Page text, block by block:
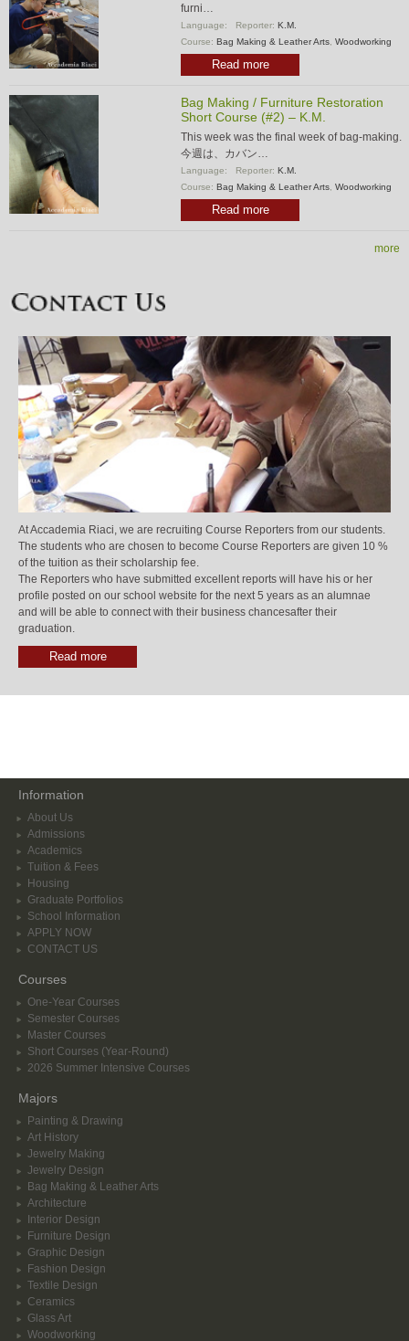
furni…
Language: Reporter: K.M.
Course: Bag Making & Leather Arts Woodworking
Read more
Bag Making / Furniture Restoration
Short Course (#2) – K.M.
This week was the final week of bag-making.
今週は、カバン…
Language: Reporter: K.M.
Course: Bag Making & Leather Arts Woodworking
Read more
more
At Accademia Riaci, we are recruiting Course Reporters from our students.
The students who are chosen to become Course Reporters are given 10 %
of the tuition as their scholarship fee.
The Reporters who have submitted excellent reports will have his or her
profile posted on our school website for the next 5 years as an alumnae
and will be able to connect with their business chancesafter their
graduation.
Read more
Information
About Us
Admissions
Academics
Tuition & Fees
Housing
Graduate Portfolios
School Information
APPLY NOW
CONTACT US
Courses
One-Year Courses
Semester Courses
Master Courses
Short Courses (Year-Round)
2026 Summer Intensive Courses
Majors
Painting & Drawing
Art History
Jewelry Making
Jewelry Design
Bag Making & Leather Arts
Architecture
Interior Design
Furniture Design
Graphic Design
Fashion Design
Textile Design
Ceramics
Glass Art
Woodworking